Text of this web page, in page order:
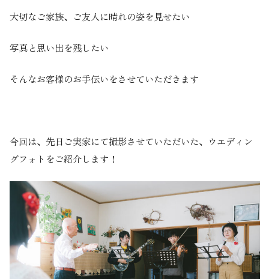
大切なご家族、ご友人に晴れの姿を見せたい
写真と思い出を残したい
そんなお客様のお手伝いをさせていただきます
今回は、先日ご実家にて撮影させていただいた、ウエディン
グフォトをご紹介します！